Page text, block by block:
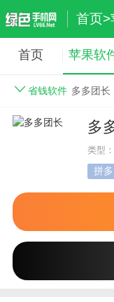
首页>
首页 苹果软
省钱软件 多多团长
多
类型
拼